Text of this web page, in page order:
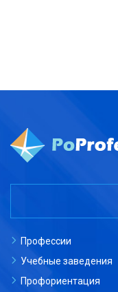
Профессии
Учебные заведения
Профориентация